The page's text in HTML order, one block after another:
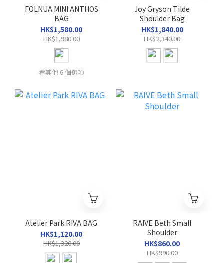
FOLNUA MINI ANTHOS
BAG
HK$1,580.00
HK$1,980.00
看其他 6 個選項
Joy Gryson Tilde
Shoulder Bag
HK$1,840.00
HK$2,340.00
Atelier Park RIVA BAG
HK$1,120.00
HK$1,320.00
RAIVE Beth Small
Shoulder
HK$860.00
HK$990.00